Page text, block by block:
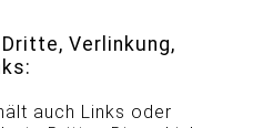
Verlinkung,
auch Links oder